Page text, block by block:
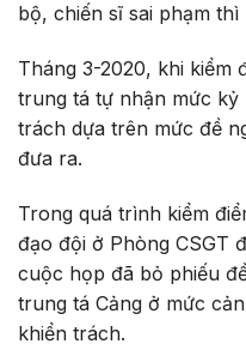
bộ, chiến sĩ sai phạm thì
Tháng 3-2020, khi kiểm
trung tá tự nhận mức kỷ
trách dựa trên mức đề
đưa ra.
Trong quá trình kiểm
đạo đội ở Phòng CSGT
cuộc họp đã bỏ phiếu
trung tá Cảng ở mức
khiển trách.